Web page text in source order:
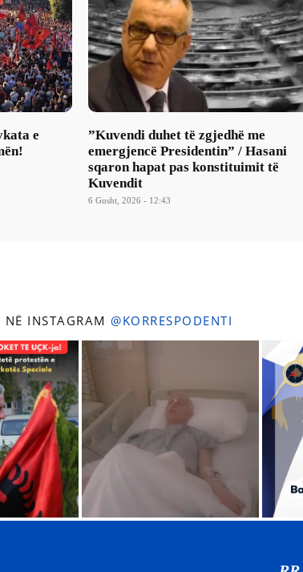
e
​”Kuvendi duhet të zgjedhë me
emergjencë Presidentin” / Hasani
sqaron hapat pas konstituimit të
Kuvendit
6 Gusht, 2026 - 12:43
INSTAGRAM @KORRESPODENTI